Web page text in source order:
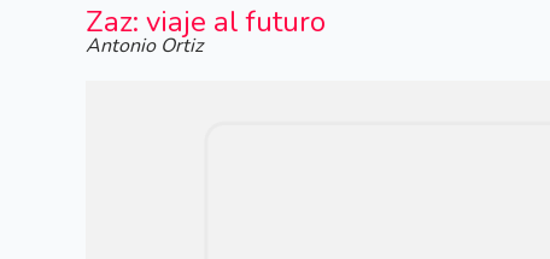
Zaz: viaje al futuro
Antonio Ortiz